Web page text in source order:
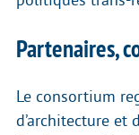
Partenaires,
Le consortium
d’architecture et